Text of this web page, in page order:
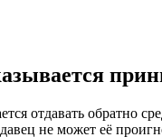
отдавать обратно
не может её